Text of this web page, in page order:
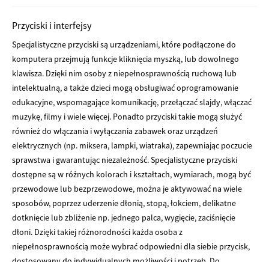
Przyciski i interfejsy
Specjalistyczne przyciski są urządzeniami, które podłączone do
komputera przejmują funkcje kliknięcia myszką, lub dowolnego
klawisza. Dzięki nim osoby z niepełnosprawnością ruchową lub
intelektualną, a także dzieci mogą obsługiwać oprogramowanie
edukacyjne, wspomagające komunikację, przełączać slajdy, włączać
muzykę, filmy i wiele więcej. Ponadto przyciski takie mogą służyć
również do włączania i wyłączania zabawek oraz urządzeń
elektrycznych (np. miksera, lampki, wiatraka), zapewniając poczucie
sprawstwa i gwarantując niezależność. Specjalistyczne przyciski
dostępne są w różnych kolorach i kształtach, wymiarach, mogą być
przewodowe lub bezprzewodowe, można je aktywować na wiele
sposobów, poprzez uderzenie dłonią, stopą, łokciem, delikatne
dotknięcie lub zbliżenie np. jednego palca, wygięcie, zaciśnięcie
dłoni. Dzięki takiej różnorodności każda osoba z
niepełnosprawnością może wybrać odpowiedni dla siebie przycisk,